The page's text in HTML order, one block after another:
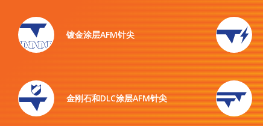
镀金涂层AFM针尖
金刚石和DLC涂层AFM针尖